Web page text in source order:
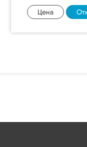
Цена